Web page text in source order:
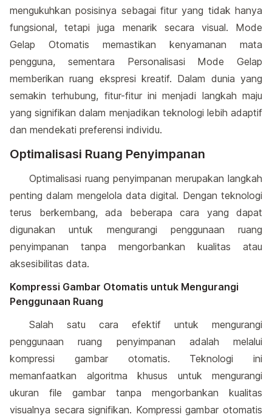
mengukuhkan posisinya sebagai fitur yang tidak hanya
fungsional, tetapi juga menarik secara visual. Mode
Gelap Otomatis memastikan kenyamanan mata
pengguna, sementara Personalisasi Mode Gelap
memberikan ruang ekspresi kreatif. Dalam dunia yang
semakin terhubung, fitur-fitur ini menjadi langkah maju
yang signifikan dalam menjadikan teknologi lebih adaptif
dan mendekati preferensi individu.
Optimalisasi Ruang Penyimpanan
Optimalisasi ruang penyimpanan merupakan langkah
penting dalam mengelola data digital. Dengan teknologi
terus berkembang, ada beberapa cara yang dapat
digunakan untuk mengurangi penggunaan ruang
penyimpanan tanpa mengorbankan kualitas atau
aksesibilitas data.
Kompressi Gambar Otomatis untuk Mengurangi
Penggunaan Ruang
Salah satu cara efektif untuk mengurangi
penggunaan ruang penyimpanan adalah melalui
kompressi gambar otomatis. Teknologi ini
memanfaatkan algoritma khusus untuk mengurangi
ukuran file gambar tanpa mengorbankan kualitas
visualnya secara signifikan. Kompressi gambar otomatis